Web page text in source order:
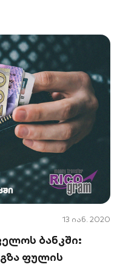
13 იან. 2020
ბანკში:
ფულის